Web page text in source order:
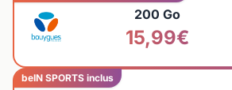
200 Go
15,99€
beIN SPORTS inclus